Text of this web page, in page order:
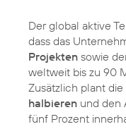
Der global aktive
dass das
Projekten sowie
weltweit bis zu 90
Zusätzlich plant
halbieren und den
fünf Prozent